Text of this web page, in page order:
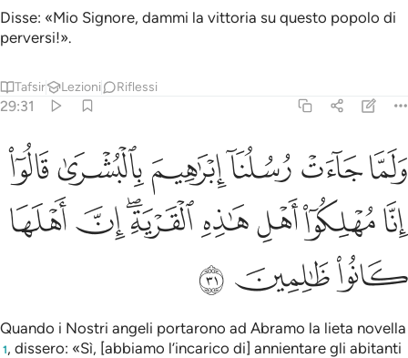
Disse: «Mio Signore, dammi la vittoria su questo popolo di
perversi!».
Tafsir Lezioni Riflessi
29:31
ولما جاءت رسلنا ابراهيم بالبشرى قالوا انا مهلكو اهل هاذه القرية ان
وَلَمَّا جَآءَتْ رُسُلُنَآ إِبْرَٰهِيمَ بِٱلْبُشْرَىٰ قَالُوٓا۟ إِنَّا مُهْلِكُوٓا۟ أَهْلِ هَـٰذِهِ
ﱁﱂﱃﱄﱅﱆ
ﱇﱈﱉﱊﱋﱌﱍﱎ
ﱏﱐ ﱑ
Quando i Nostri angeli portarono ad Abramo la lieta novella
1, dissero: «Sì, [abbiamo l’incarico di] annientare gli abitanti